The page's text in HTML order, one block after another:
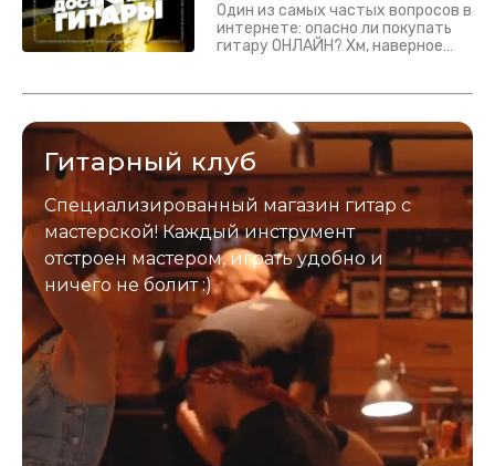
Один из самых частых вопросов в
интернете: опасно ли покупать
гитару ОНЛАЙН? Хм, наверное
застрахован. Случись что -
Гитарный клуб
Специализированный магазин гитар с
мастерской! Каждый инструмент
отстроен мастером, играть удобно и
ничего не болит :)